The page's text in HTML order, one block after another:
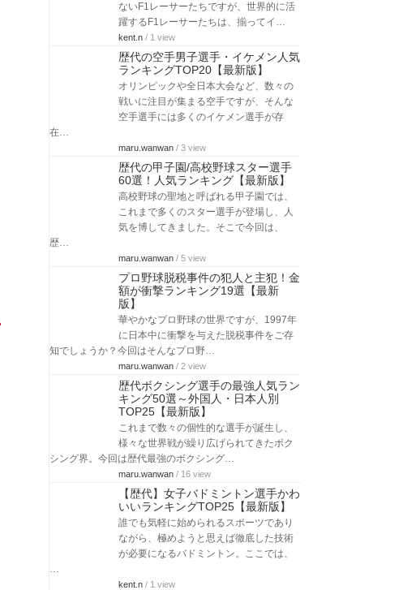
ないF1レーサーたちですが、世界的に活
躍するF1レーサーたちは、揃ってイ…
kent.n / 1 view
歴代の空手男子選手・イケメン人気
ランキングTOP20【最新版】
オリンピックや全日本大会など、数々の
戦いに注目が集まる空手ですが、そんな
空手選手には多くのイケメン選手が存
在…
maru.wanwan / 3 view
歴代の甲子園/高校野球スター選手
60選！人気ランキング【最新版】
高校野球の聖地と呼ばれる甲子園では、
これまで多くのスター選手が登場し、人
気を博してきました。そこで今回は、
歴…
maru.wanwan / 5 view
プロ野球脱税事件の犯人と主犯！金
額が衝撃ランキング19選【最新
版】
華やかなプロ野球の世界ですが、1997年
に日本中に衝撃を与えた脱税事件をご存
知でしょうか？今回はそんなプロ野…
maru.wanwan / 2 view
歴代ボクシング選手の最強人気ラン
キング50選～外国人・日本人別
TOP25【最新版】
これまで数々の個性的な選手が誕生し、
様々な世界戦が繰り広げられてきたボク
シング界。今回は歴代最強のボクシング…
maru.wanwan / 16 view
【歴代】女子バドミントン選手かわ
いいランキングTOP25【最新版】
誰でも気軽に始められるスポーツであり
ながら、極めようと思えば徹底した技術
が必要になるバドミントン。ここでは、
…
kent.n / 1 view